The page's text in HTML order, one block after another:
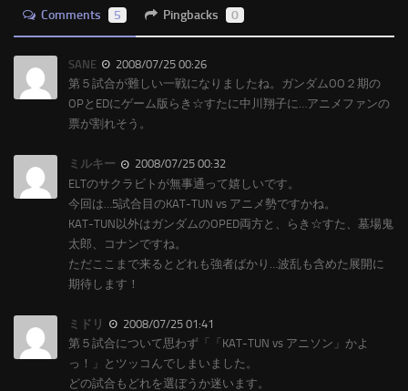
Comments 5 Pingbacks 0
SANE
2008/07/25 00:26
第５試合が難しい一戦になりましたね。ガンダムOO２期の
OPとEDにゲーム版らき☆すたに中川翔子に…アニメファンの
票が割れそう。
ミルキー
2008/07/25 00:32
ELTのサクラビトが無事通って嬉しいです。
今回は…5試合目のKAT-TUN vs アニメ勢ですかね。
KAT-TUN以外はガンダムのOPED両方と、らき☆すた、墓場鬼
太郎、コナンですね。
ただここまで来るとどれも強者ばかり…波乱も含めた展開に
期待します！
ミドリ
2008/07/25 01:41
第５試合について思わず「「KAT-TUN vs アニソン」かよ
っ！」とツッコんでしまいました。
どの試合もどれを選ぼうか迷います。